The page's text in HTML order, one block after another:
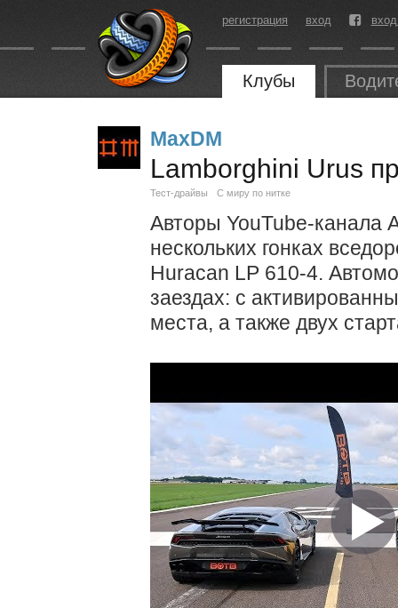
регистрация вход
Клубы
MaxDM
Lamborghini Urus
Тест-драйвы С миру по нитке
Авторы YouTube-канала
нескольких гонках
Huracan LP 610-4.
заездах: с
места, а также двух